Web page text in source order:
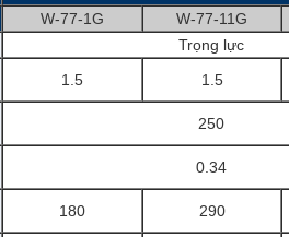
W-77-1G
W-77-11G
Trọng lực
1.5
1.5
250
0.34
180
290